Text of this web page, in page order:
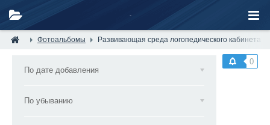
Фотоальбомы Развивающая среда логопедического кабинета
0
По дате добавления
По убыванию